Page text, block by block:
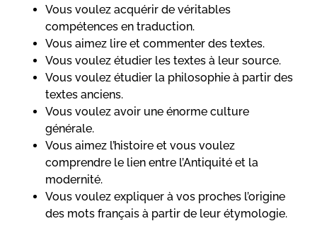
Vous voulez acquérir de véritables
compétences en traduction.
Vous aimez lire et commenter des textes.
Vous voulez étudier les textes à leur source.
Vous voulez étudier la philosophie à partir des
textes anciens.
Vous voulez avoir une énorme culture
générale.
Vous aimez l’histoire et vous voulez
comprendre le lien entre l’Antiquité et la
modernité.
Vous voulez expliquer à vos proches l’origine
des mots français à partir de leur étymologie.